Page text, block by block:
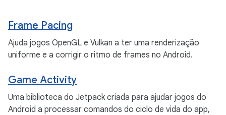
Frame Pacing
Ajuda jogos OpenGL e Vulkan a ter uma renderização
uniforme e a corrigir o ritmo de frames no Android.
Game Activity
Uma biblioteca do Jetpack criada para ajudar jogos do
Android a processar comandos do ciclo de vida do app,